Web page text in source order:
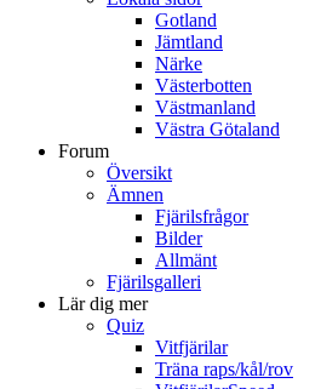
Gotland
Jämtland
Närke
Västerbotten
Västmanland
Västra Götaland
Forum
Översikt
Ämnen
Fjärilsfrågor
Bilder
Allmänt
Fjärilsgalleri
Lär dig mer
Quiz
Vitfjärilar
Träna raps/kål/rov